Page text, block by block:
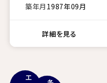
築年月 1987年09月
詳細を見る
エ